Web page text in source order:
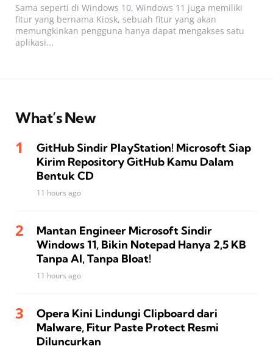
Sama seperti di Windows 10, Windows 11 juga memiliki
fitur yang bernama Kiosk, sebuah fitur yang akan
memungkinkan pengguna hanya dapat mengakses satu
aplikasi...
What’s New
GitHub Sindir PlayStation! Microsoft Siap
Kirim Repository GitHub Kamu Dalam
Bentuk CD
11 hours ago
Mantan Engineer Microsoft Sindir
Windows 11, Bikin Notepad Hanya 2,5 KB
Tanpa AI, Tanpa Bloat!
11 hours ago
Opera Kini Lindungi Clipboard dari
Malware, Fitur Paste Protect Resmi
Diluncurkan